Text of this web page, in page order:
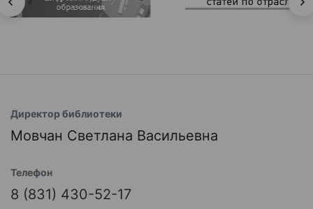
Директор библиотеки
Мовчан Светлана Васильевна
Телефон
8 (831) 430-52-17